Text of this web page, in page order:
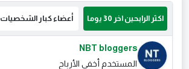
اكثر الرابحين اخر 30 يوما أعضاء كبار الشخصيات
NBT bloggers
المستخدم أخفى الأرباح